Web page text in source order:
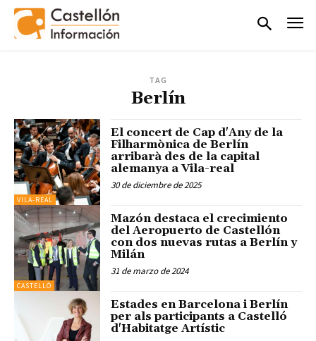
TAG
Berlín
VILA-REAL
El concert de Cap d'Any de la
Filharmònica de Berlín
arribarà des de la capital
alemanya a Vila-real
30 de diciembre de 2025
CASTELLÓ
Mazón destaca el crecimiento
del Aeropuerto de Castellón
con dos nuevas rutas a Berlín y
Milán
31 de marzo de 2024
Estades en Barcelona i Berlín
per als participants a Castelló
d'Habitatge Artístic